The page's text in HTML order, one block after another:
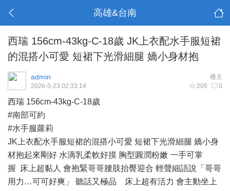
高雄&台南
西瑞 156cm-43kg-C-18歲 JK上衣配水手服短裙
的混搭小可愛 短裙下光滑細腿 嬌小身材抱
楼主
admin
205 0
2026-5-23 02:33:14
西瑞 156cm-43kg-C-18歲
#南部可約
#水手服蘿莉
JK上衣配水手服短裙的混搭小可愛 短裙下光滑細腿 嬌小身
材抱起來剛好 水滴乳柔軟好摸 胸型圓潤粉嫩 一手可掌
握 床上超黏人 會抱緊哥哥腰肢抬臀迎合 輕聲細語說「哥哥
用力…可可好爽」 聽話又極品 床上超有活力 會主動坐上